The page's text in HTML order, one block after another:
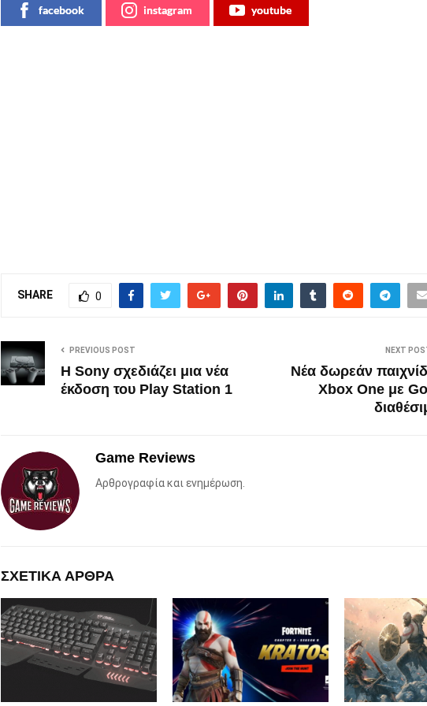
facebook instagram youtube
SHARE 0
PREVIOUS POST
Η Sony σχεδιάζει μια νέα
έκδοση του Play Station 1
NEXT
Νέα δωρεάν
Xbox One με
Game Reviews
Αρθρογραφία και ενημέρωση.
ΣΧΕΤΙΚΑ ΑΡΘΡΑ